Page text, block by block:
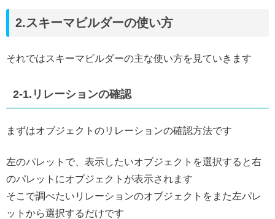
2.スキーマビルダーの使い方
それではスキーマビルダーの主な使い方を見ていきます
2-1.リレーションの確認
まずはオブジェクトのリレーションの確認方法です
左のパレットで、表示したいオブジェクトを選択すると右
のパレットにオブジェクトが表示されます
そこで調べたいリレーションのオブジェクトをまた左パレ
ットから選択するだけです